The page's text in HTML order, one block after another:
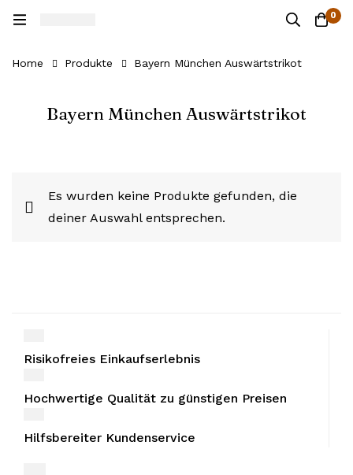
0
Home Produkte Bayern München Auswärtstrikot
Bayern München Auswärtstrikot
Es wurden keine Produkte gefunden, die
deiner Auswahl entsprechen.
Risikofreies Einkaufserlebnis
Hochwertige Qualität zu günstigen Preisen
Hilfsbereiter Kundenservice